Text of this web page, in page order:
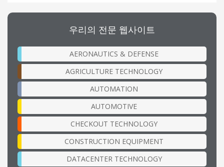
우리의 전문 웹사이트
AERONAUTICS & DEFENSE
AGRICULTURE TECHNOLOGY
AUTOMATION
AUTOMOTIVE
CHECKOUT TECHNOLOGY
CONSTRUCTION EQUIPMENT
DATACENTER TECHNOLOGY